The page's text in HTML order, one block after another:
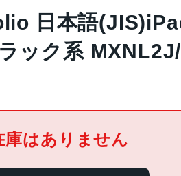
日本語
ック系
庫はありません